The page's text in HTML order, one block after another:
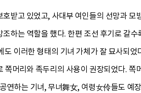
받고 있었고, 사대부 여인들의 선망과
하는 역할을 했다. 한편 조선 후기로 갈
이러한 형태의 기녀 가체가 잘 묘사되었
머리와 족두리의 사용이 권장되었다.
연하는 기녀, 무녀舞女, 여령女伶들도 예